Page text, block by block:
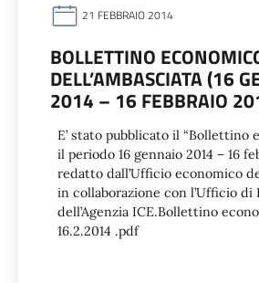
21 FEBBRAIO 2014
BOLLETTINO
DELL’AMBASCIATA (16
2014 – 16 FEBBRAIO
E’ stato pubblicato il “Bollettino
il periodo 16 gennaio 2014 – 16
redatto dall’Ufficio economico
in collaborazione con l’Ufficio di
dell’Agenzia ICE.Bollettino
16.2.2014 .pdf